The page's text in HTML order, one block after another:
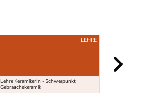
Lehre KeramikerIn - Schwerpunkt
Gebrauchskeramik
LEHRE